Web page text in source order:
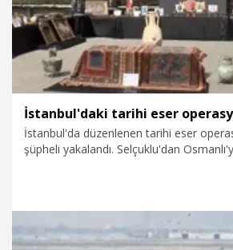
İstanbul'da düzenlenen tarihi eser
şüpheli yakalandı. Selçuklu'dan